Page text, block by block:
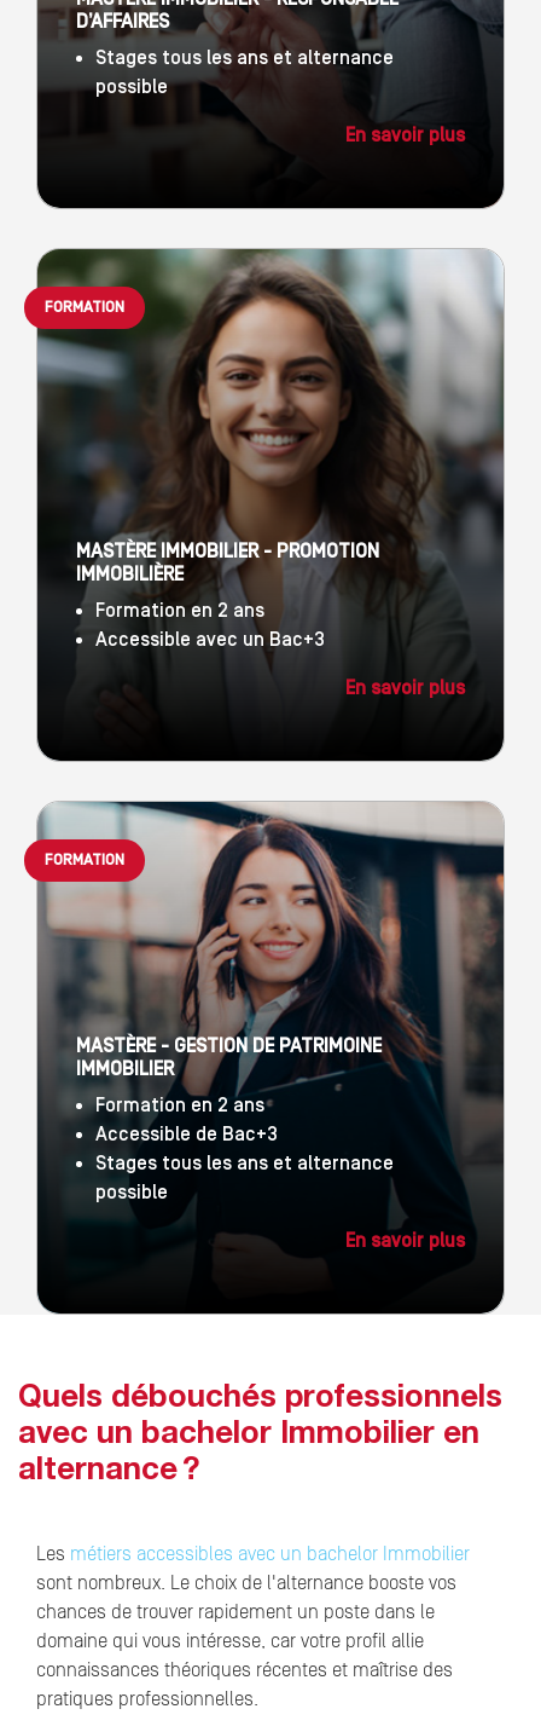
D’AFFAIRES
Stages tous les ans et alternance
possible
En savoir plus
MASTÈRE IMMOBILIER - PROMOTION
IMMOBILIÈRE
Formation en 2 ans
Accessible avec un Bac+3
En savoir plus
FORMATION
MASTÈRE - GESTION DE PATRIMOINE
IMMOBILIER
Formation en 2 ans
Accessible de Bac+3
Stages tous les ans et alternance
possible
En savoir plus
FORMATION
Quels débouchés professionnels
avec un bachelor Immobilier en
alternance ?
Les métiers accessibles avec un bachelor Immobilier
sont nombreux. Le choix de l'alternance booste vos
chances de trouver rapidement un poste dans le
domaine qui vous intéresse, car votre profil allie
connaissances théoriques récentes et maîtrise des
pratiques professionnelles.